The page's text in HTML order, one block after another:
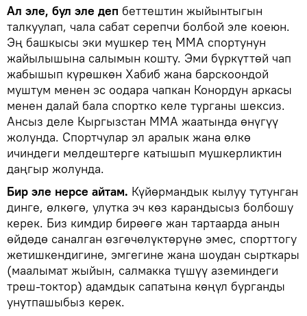
Ал эле, бул эле деп беттештин жыйынтыгын
талкуулап, чала сабат серепчи болбой эле коеюн.
Эң башкысы эки мушкер тең ММА спортунун
жайылышына салымын кошту. Эми бүркүттөй чап
жабышып күрөшкөн Хабиб жана барскоондой
муштум менен эс оодара чапкан Конордун аркасы
менен далай бала спортко келе турганы шексиз.
Ансыз деле Кыргызстан ММА жаатында өнүгүү
жолунда. Спортчулар эл аралык жана өлкө
ичиндеги мелдештерге катышып мушкерликтин
даңгыр жолунда.
Бир эле нерсе айтам. Күйөрмандык кылуу тутунган
динге, өлкөгө, улутка эч көз карандысыз болбошу
керек. Биз кимдир бирөөгө жан тартаарда анын
өйдөдө саналган өзгөчөлүктөрүнө эмес, спорттогу
жетишкендигине, эмгегине жана шоудан сырткары
(маалымат жыйын, салмакка түшүү аземиндеги
треш-токтор) адамдык сапатына көңүл бурганды
унутпашыбыз керек.